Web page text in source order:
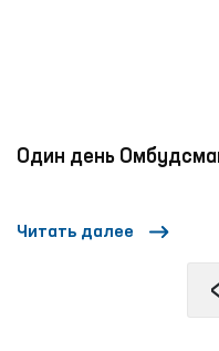
Один день
Читать далее
‹